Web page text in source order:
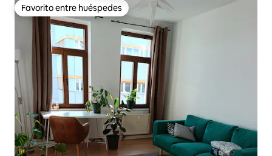
Favorito entre huéspedes
Favorito entre huéspedes